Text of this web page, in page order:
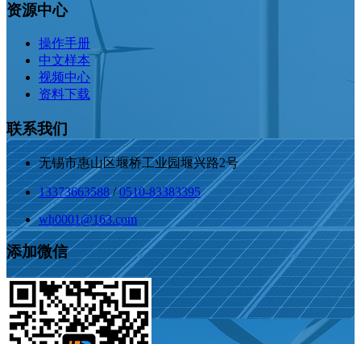
资源中心
操作手册
中文样本
视频中心
资料下载
联系我们
无锡市惠山区堰桥工业园堰兴路2号
13373663588/0510-83383395
wh0001@163.com
添加微信